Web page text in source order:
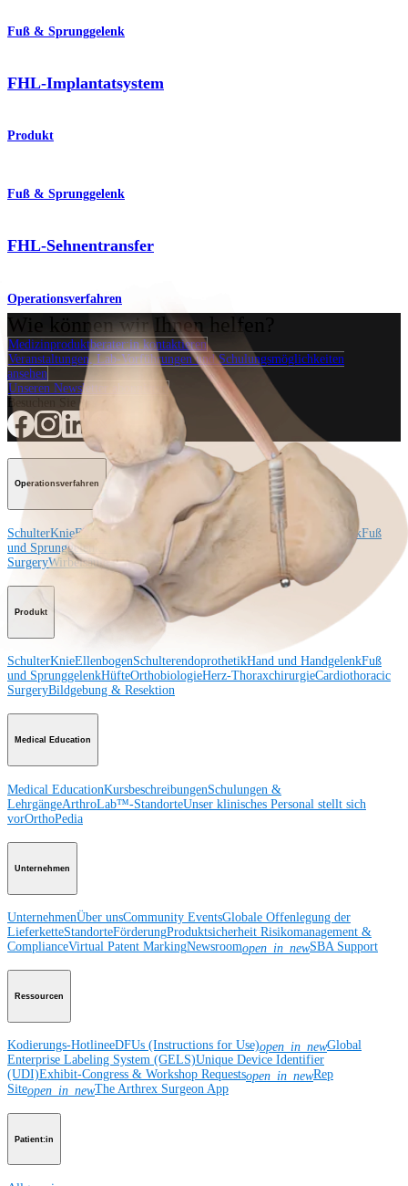
Fuß & Sprunggelenk
FHL-Implantatsystem
Produkt
Fuß & Sprunggelenk
FHL-Sehnentransfer
Operationsverfahren
Wie können wir Ihnen helfen?
Medizinproduktberater:in kontaktieren
Veranstaltungen, Lab-Vorführungen und Schulungsmöglichkeiten
ansehen
Unseren Newsletter abonnieren
Besuchen Sie uns
Operationsverfahren
SchulterKnieEllenbogen Schulterendoprothetik Hand und HandgelenkFuß
und Sprunggelenk
HüfteOrthobiologie
Cardiothoracic
SurgeryWirbelsäule
Produkt
SchulterKnieEllenbogenSchulterendoprothetikHand und HandgelenkFuß
und SprunggelenkHüfteOrthobiologieHerz-ThoraxchirurgieCardiothoracic
SurgeryBildgebung & Resektion
Medical Education
Medical EducationKursbeschreibungenSchulungen &
LehrgängeArthroLab™-StandorteUnser klinisches Personal stellt sich
vorOrthoPedia
Unternehmen
UnternehmenÜber unsCommunity EventsGlobale Offenlegung der
LieferketteStandorteFörderungProduktsicherheit Risikomanagement &
ComplianceVirtual Patent MarkingNewsroomopen_in_newSBA Support
Ressourcen
Kodierungs-HotlineeDFUs (Instructions for Use)open_in_newGlobal
Enterprise Labeling System (GELS)Unique Device Identifier
(UDI)Exhibit-Congress & Workshop Requestsopen_in_newRep
Siteopen_in_newThe Arthrex Surgeon App
Patient:in